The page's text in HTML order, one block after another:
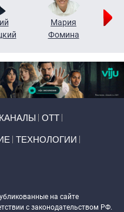
Мария
Фомина
ОТТ
ТЕХНОЛОГИИ
на сайте
с законодательством РФ.